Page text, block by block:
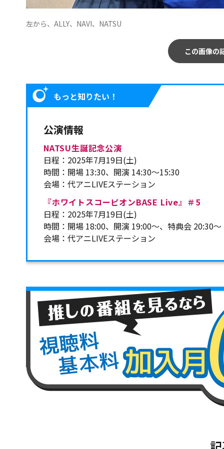
左から、ALLY、NAVI、NATSU
この画像の
もっと知りたい！
公演情報
NATSU生誕記念公演
日程：2025年7月19日(土)
時間：開場 13:30、開演 14:30～15:30
会場：代アニLIVEステーション
『ホワイトスコーピオンBASE Live』＃5
日程：2025年7月19日(土)
時間：開場 18:00、開演 19:00～、特典会 20:30～
会場：代アニLIVEステーション